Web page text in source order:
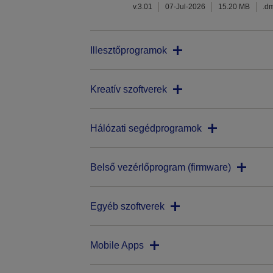
v.3.01 07-Jul-2026 15.20 MB
Illesztőprogramok
Kreatív szoftverek
Hálózati segédprogramok
Belső vezérlőprogram (firmware)
Egyéb szoftverek
Mobile Apps